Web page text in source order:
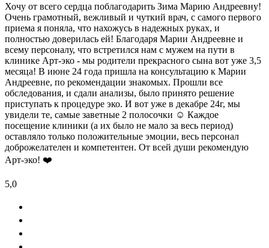
Хочу от всего сердца поблагодарить Зима Марию Андреевну!
Очень грамотный, вежливый и чуткий врач, с самого первого
приема я поняла, что нахожусь в надежных руках, и
полностью доверилась ей! Благодаря Марии Андреевне и
всему персоналу, что встретился нам с мужем на пути в
клинике Арт-эко - мы родители прекрасного сына вот уже 3,5
месяца! В июне 24 года пришла на консультацию к Марии
Андреевне, по рекомендации знакомых. Прошли все
обследования, и сдали анализы, было принято решение
приступать к процедуре эко. И вот уже в декабре 24г, мы
увидели те, самые заветные 2 полосочки ☺️ Каждое
посещение клиники (а их было не мало за весь период)
оставляло только положительные эмоции, весь персонал
доброжелателен и компетентен. От всей души рекомендую
Арт-эко! ❤️
5,0